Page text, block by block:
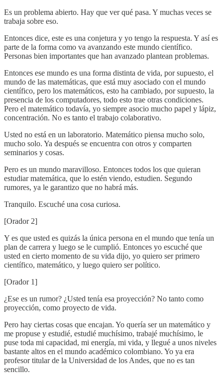
Es un problema abierto. Hay que ver qué pasa. Y muchas veces se
trabaja sobre eso.
Entonces dice, este es una conjetura y yo tengo la respuesta. Y así es
parte de la forma como va avanzando este mundo científico.
Personas bien importantes que han avanzado plantean problemas.
Entonces ese mundo es una forma distinta de vida, por supuesto, el
mundo de las matemáticas, que está muy asociado con el mundo
científico, pero los matemáticos, esto ha cambiado, por supuesto, la
presencia de los computadores, todo esto trae otras condiciones.
Pero el matemático todavía, yo siempre asocio mucho papel y lápiz,
concentración. No es tanto el trabajo colaborativo.
Usted no está en un laboratorio. Matemático piensa mucho solo,
mucho solo. Ya después se encuentra con otros y comparten
seminarios y cosas.
Pero es un mundo maravilloso. Entonces todos los que quieran
estudiar matemática, que lo estén viendo, estudien. Segundo
rumores, ya le garantizo que no habrá más.
Tranquilo. Escuché una cosa curiosa.
[Orador 2]
Y es que usted es quizás la única persona en el mundo que tenía un
plan de carrera y luego se le cumplió. Entonces yo escuché que
usted en cierto momento de su vida dijo, yo quiero ser primero
científico, matemático, y luego quiero ser político.
[Orador 1]
¿Ese es un rumor? ¿Usted tenía esa proyección? No tanto como
proyección, como proyecto de vida.
Pero hay ciertas cosas que encajan. Yo quería ser un matemático y
me propuse y estudié, estudié muchísimo, trabajé muchísimo, le
puse toda mi capacidad, mi energía, mi vida, y llegué a unos niveles
bastante altos en el mundo académico colombiano. Yo ya era
profesor titular de la Universidad de los Andes, que no es tan
sencillo.